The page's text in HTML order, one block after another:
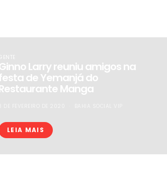
Larry reuniu amigos na
de Yemanjá do
Manga
LEIA MAIS